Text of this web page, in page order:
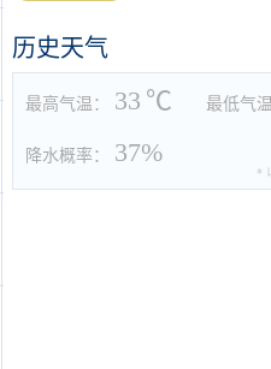
历史天气
最高气温： 33 ℃ 最低气温
降水概率： 37%
*